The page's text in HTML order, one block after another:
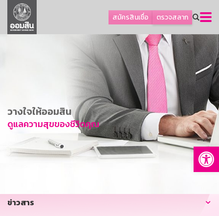
สมัครสินเชื่อ ตรวจสลาก
ลูกค้าธุรกิจ
ลูกค้าผู้ประกอบรายย่อย
การพัฒนาที่ยั่งยืน
ข่าวสาร
บริการทางการเงิน
อื่นๆ
วางใจให้ออมสิน
ดูแลความสุขของชีวิตคุณ
ข่าวสาร